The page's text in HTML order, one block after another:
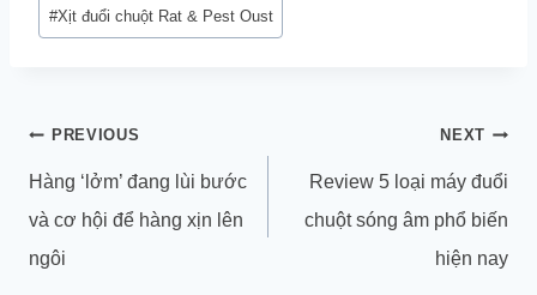
#Xịt đuổi chuột Rat & Pest Oust
Điều
hướng
bài
viết
PREVIOUS
Hàng ‘lởm’ đang lùi bước
và cơ hội để hàng xịn lên
ngôi
NEXT
Review 5 loại máy đuổi
chuột sóng âm phổ biến
hiện nay